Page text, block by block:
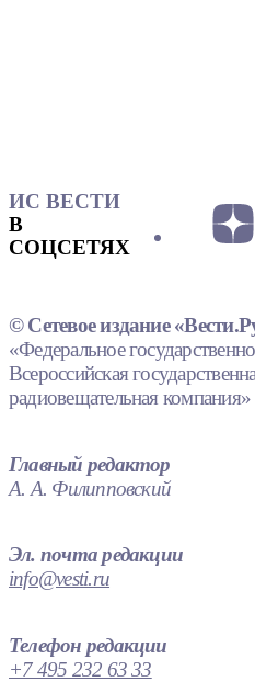
ИС ВЕСТИ
В
СОЦСЕТЯХ
© Сетевое издание
«Федеральное
Всероссийская
радиовещательная
Главный редактор
А. А. Филипповский
Эл. почта редакции
info@vesti.ru
Телефон редакции
+7 495 232 63 33